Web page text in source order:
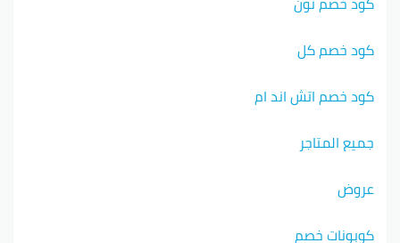
كود خصم كل
كود خصم اتش اند ام
جميع المتاجر
عروض
كوبونات خصم